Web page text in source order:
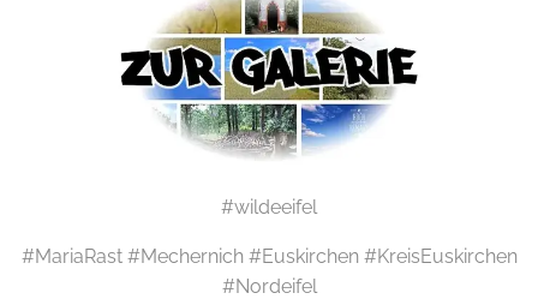
#wildeeifel
#MariaRast #Mechernich #Euskirchen #KreisEuskirchen
#Nordeifel